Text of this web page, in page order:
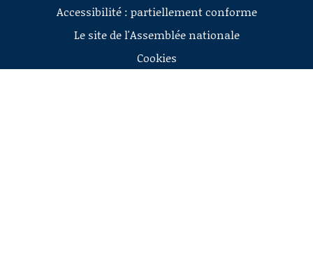
Accessibilité : partiellement conforme
Le site de l'Assemblée nationale
Cookies